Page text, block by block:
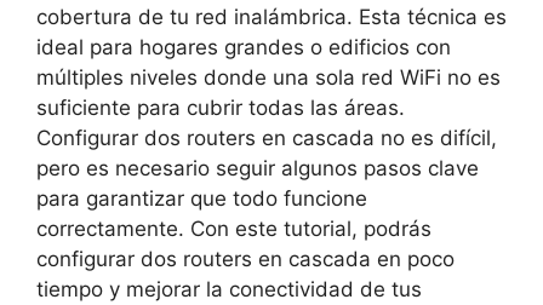
cobertura de tu red inalámbrica. Esta técnica es
ideal para hogares grandes o edificios con
múltiples niveles donde una sola red WiFi no es
suficiente para cubrir todas las áreas.
Configurar dos routers en cascada no es difícil,
pero es necesario seguir algunos pasos clave
para garantizar que todo funcione
correctamente. Con este tutorial, podrás
configurar dos routers en cascada en poco
tiempo y mejorar la conectividad de tus